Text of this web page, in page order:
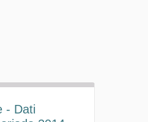
- Dati